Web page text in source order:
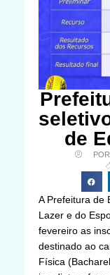
de
A Prefeitura de
Lazer e do
fevereiro as
destinado ao
Física